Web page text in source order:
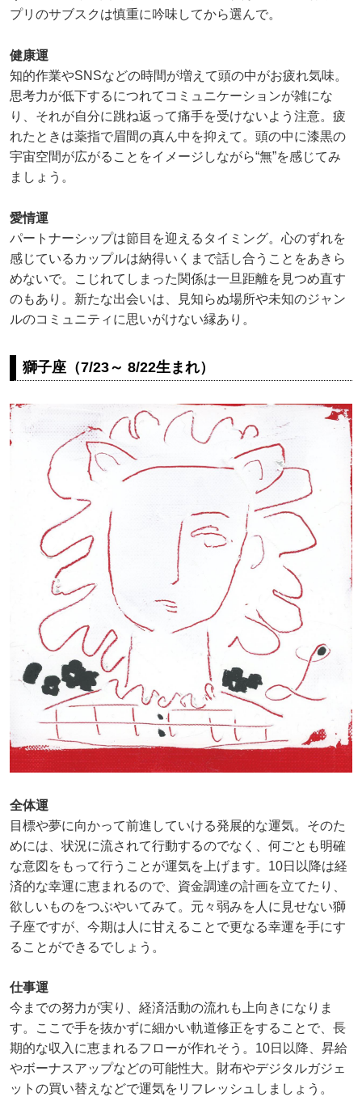
プリのサブスクは慎重に吟味してから選んで。
健康運
知的作業やSNSなどの時間が増えて頭の中がお疲れ気味。
思考力が低下するにつれてコミュニケーションが雑にな
り、それが自分に跳ね返って痛手を受けないよう注意。疲
れたときは薬指で眉間の真ん中を抑えて。頭の中に漆黒の
宇宙空間が広がることをイメージしながら“無”を感じてみ
ましょう。
愛情運
パートナーシップは節目を迎えるタイミング。心のずれを
感じているカップルは納得いくまで話し合うことをあきら
めないで。こじれてしまった関係は一旦距離を見つめ直す
のもあり。新たな出会いは、見知らぬ場所や未知のジャン
ルのコミュニティに思いがけない縁あり。
獅子座（7/23～ 8/22生まれ）
全体運
目標や夢に向かって前進していける発展的な運気。そのた
めには、状況に流されて行動するのでなく、何ごとも明確
な意図をもって行うことが運気を上げます。10日以降は経
済的な幸運に恵まれるので、資金調達の計画を立てたり、
欲しいものをつぶやいてみて。元々弱みを人に見せない獅
子座ですが、今期は人に甘えることで更なる幸運を手にす
ることができるでしょう。
仕事運
今までの努力が実り、経済活動の流れも上向きになりま
す。ここで手を抜かずに細かい軌道修正をすることで、長
期的な収入に恵まれるフローが作れそう。10日以降、昇給
やボーナスアップなどの可能性大。財布やデジタルガジェ
ットの買い替えなどで運気をリフレッシュしましょう。